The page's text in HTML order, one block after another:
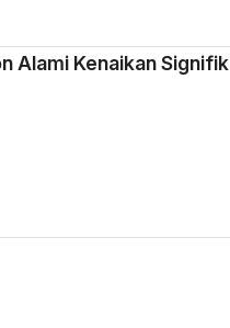
Alami Kenaikan